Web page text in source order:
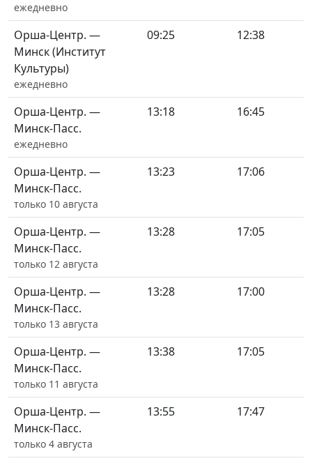
ежедневно
Орша-Центр. —
Минск (Институт
Культуры)
ежедневно
09:25 12:38
Орша-Центр. —
Минск-Пасс.
ежедневно
13:18 16:45
Орша-Центр. —
Минск-Пасс.
только 10 августа
13:23 17:06
Орша-Центр. —
Минск-Пасс.
только 12 августа
13:28 17:05
Орша-Центр. —
Минск-Пасс.
только 13 августа
13:28 17:00
Орша-Центр. —
Минск-Пасс.
только 11 августа
13:38 17:05
Орша-Центр. —
Минск-Пасс.
только 4 августа
13:55 17:47